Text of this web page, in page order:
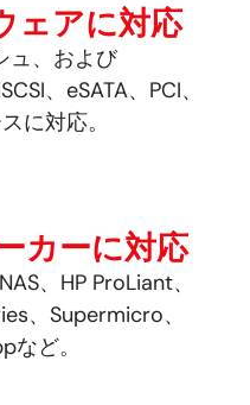
ェアに対応
ュ、および
、eSATA、PCI、
に対応。
カーに対応
、HP ProLiant、
、Supermicro、
ど。